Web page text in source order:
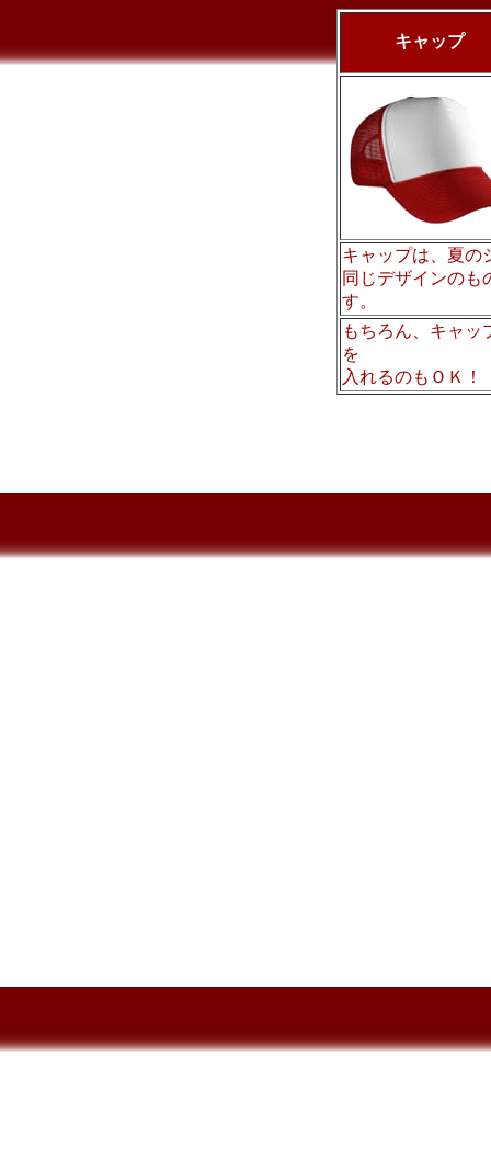
キャップ
キャップは、夏の
同じデザインのも
す。
もちろん、キャッ
を
入れるのもＯＫ！